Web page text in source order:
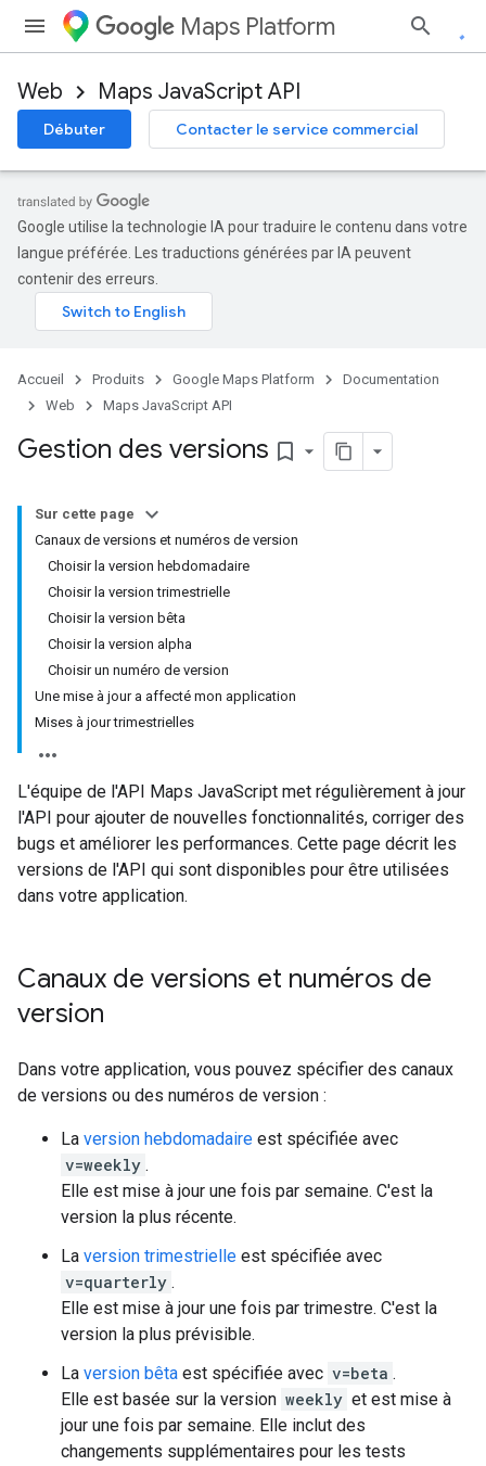
Maps Platform
Web Maps JavaScript API
Débuter Contacter le service commercial
Google utilise la technologie IA pour traduire le contenu dans votre
langue préférée. Les traductions générées par IA peuvent
contenir des erreurs.
Accueil Produits Google Maps Platform
Documentation
Web
Maps JavaScript API
Gestion des versions bookmark_border
Sur cette page
Canaux de versions et numéros de version
Choisir la version hebdomadaire
Choisir la version trimestrielle
Choisir la version bêta
Choisir la version alpha
Choisir un numéro de version
Une mise à jour a affecté mon application
Mises à jour trimestrielles
L'équipe de l'API Maps JavaScript met régulièrement à jour
l'API pour ajouter de nouvelles fonctionnalités, corriger des
bugs et améliorer les performances. Cette page décrit les
versions de l'API qui sont disponibles pour être utilisées
dans votre application.
Canaux de versions et numéros de
version
Dans votre application, vous pouvez spécifier des canaux
de versions ou des numéros de version :
La version hebdomadaire est spécifiée avec
v=weekly .
Elle est mise à jour une fois par semaine. C'est la
version la plus récente.
La version trimestrielle est spécifiée avec
v=quarterly .
Elle est mise à jour une fois par trimestre. C'est la
version la plus prévisible.
La version bêta est spécifiée avec v=beta .
Elle est basée sur la version weekly et est mise à
jour une fois par semaine. Elle inclut des
changements supplémentaires pour les tests